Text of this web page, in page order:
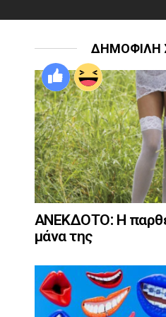
ΔΗΜΟΦΙΛΗ
ΑΝΕΚΔΟΤΟ: Η
μάνα της